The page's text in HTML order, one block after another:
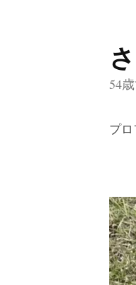
コ
ン
ン
キ
ッ
プ
54
プ